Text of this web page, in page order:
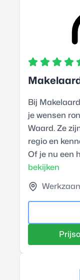
Bij
je wensen
Waard. Ze
regio en
Of je nu een
bekijken